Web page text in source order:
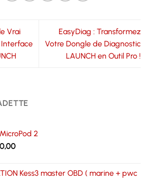
Vrai
EasyDiag : Transformez
Votre Dongle de Diagnostic
LAUNCH en Outil Pro !
2
Kess3 master OBD ( marine + pwc